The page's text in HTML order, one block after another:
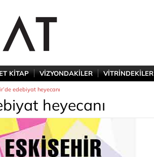
KİTAP VİZYONDAKİLER VİTRİNDEKİLER
edebiyat heyecanı
heyecanı